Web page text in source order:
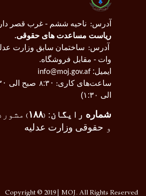
آدرس: ناحیه ششم - غرب قصر
ریاست مساعدت های حقوقی.
آدرس: ساختمان سابق وزارت
وات - مقابل فروشگاه.
ایمیل: info@moj.gov.af
ساعت‌های کاری: :۳۰ صبح الی ۳ ۰
الی ۱:۳۰)
شماره رایگان:
(۱۸۸)
و حقوقی وزارت عدلیه